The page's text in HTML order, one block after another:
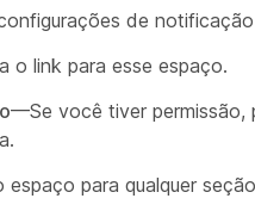
de
o link para esse espaço.
—Se você tiver permissão,
para qualquer